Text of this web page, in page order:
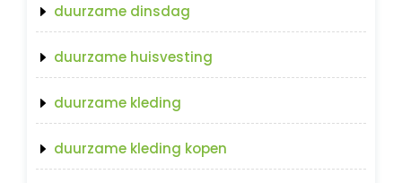
duurzame dinsdag
duurzame huisvesting
duurzame kleding
duurzame kleding kopen